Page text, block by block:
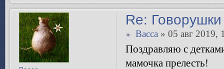
Re:
Bacca » 05 авг 2019,
Поздравляю с
мамочка прелесть!